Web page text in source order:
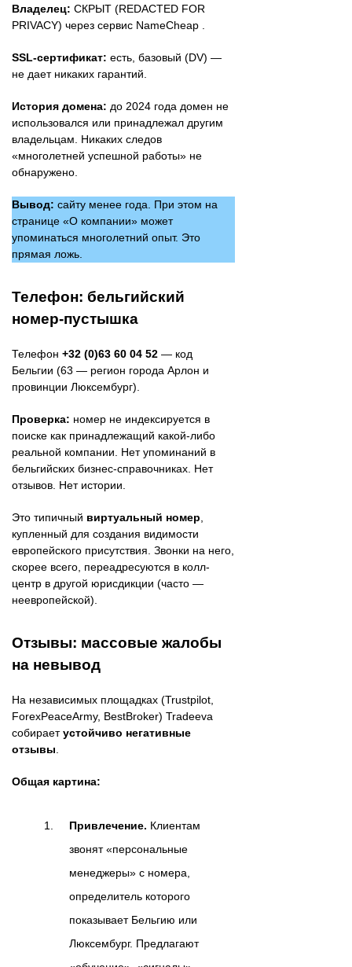
Владелец: СКРЫТ (REDACTED FOR
PRIVACY) через сервис NameCheap .
SSL-сертификат: есть, базовый (DV) —
не дает никаких гарантий.
История домена: до 2024 года домен не
использовался или принадлежал другим
владельцам. Никаких следов
«многолетней успешной работы» не
обнаружено.
Вывод: сайту менее года. При этом на
странице «О компании» может
упоминаться многолетний опыт. Это
прямая ложь.
Телефон: бельгийский
номер-пустышка
Телефон +32 (0)63 60 04 52 — код
Бельгии (63 — регион города Арлон и
провинции Люксембург).
Проверка: номер не индексируется в
поиске как принадлежащий какой-либо
реальной компании. Нет упоминаний в
бельгийских бизнес-справочниках. Нет
отзывов. Нет истории.
Это типичный виртуальный номер
купленный для создания видимости
европейского присутствия. Звонки на него,
скорее всего, переадресуются в колл-
центр в другой юрисдикции (часто —
неевропейской).
Отзывы: массовые жалобы
на невывод
На независимых площадках (Trustpilot,
ForexPeaceArmy, BestBroker) Tradeeva
собираетустойчиво негативные
отзывы
Общая картина:
Привлечение. Клиентам
звонят «персональные
менеджеры» с номера,
определитель которого
показывает Бельгию или
Люксембург. Предлагают